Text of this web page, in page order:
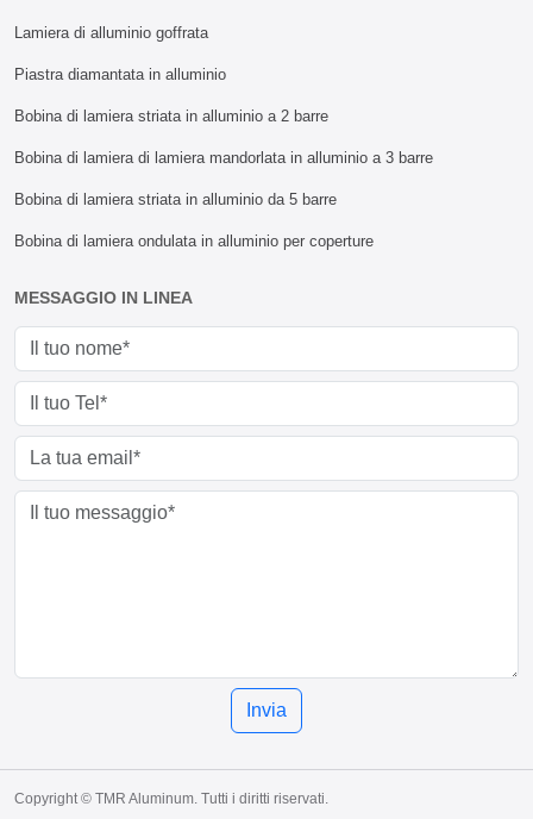
Lamiera di alluminio goffrata
Piastra diamantata in alluminio
Bobina di lamiera striata in alluminio a 2 barre
Bobina di lamiera di lamiera mandorlata in alluminio a 3 barre
Bobina di lamiera striata in alluminio da 5 barre
Bobina di lamiera ondulata in alluminio per coperture
MESSAGGIO IN LINEA
Invia
Copyright © TMR Aluminum. Tutti i diritti riservati.